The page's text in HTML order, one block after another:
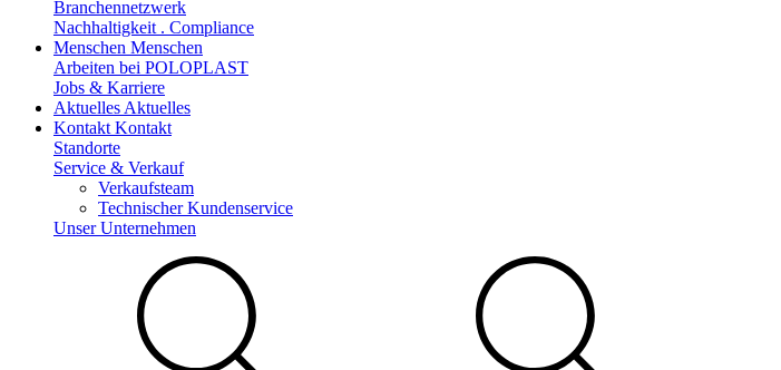
Branchennetzwerk
Nachhaltigkeit . Compliance
Menschen Menschen
Arbeiten bei POLOPLAST
Jobs & Karriere
Aktuelles Aktuelles
Kontakt Kontakt
Standorte
Service & Verkauf
Verkaufsteam
Technischer Kundenservice
Unser Unternehmen